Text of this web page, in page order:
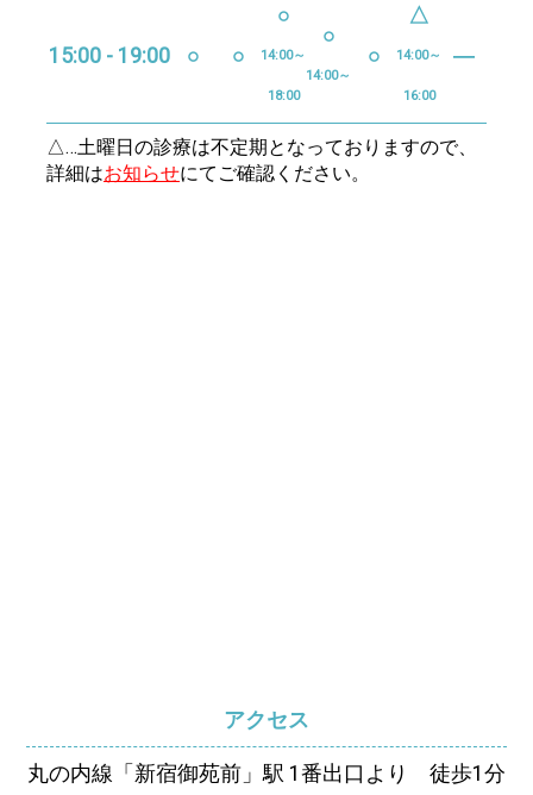
△…土曜日の診療は不定期となっておりますので、
詳細はお知らせにてご確認ください。
15:00 - 19:00 ○ ○
○
14:00～
18:00
○
14:00～
○
△
14:00～
16:00
―
アクセス
丸の内線「新宿御苑前」駅 1番出口より 徒歩1分